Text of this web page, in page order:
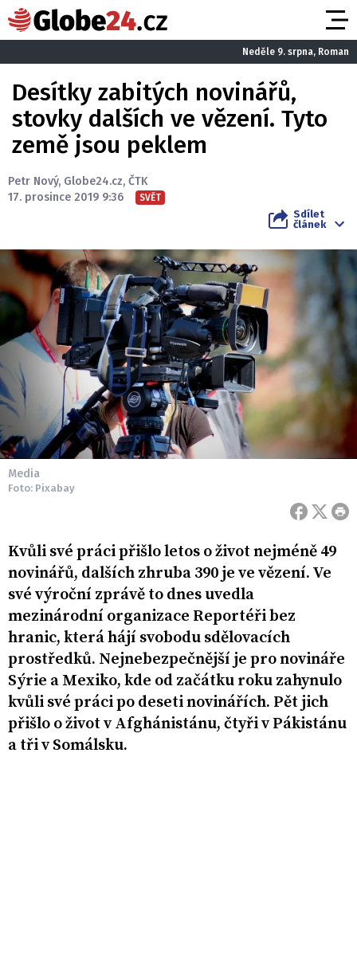
Neděle 9. srpna, Roman
Desítky zabitých novinářů,
stovky dalších ve vězení. Tyto
země jsou peklem
Petr Nový, Globe24.cz, ČTK
17. prosince 2019 9:36
SVĚT
Sdílet
článek
Media
Foto: Pixabay
Kvůli své práci přišlo letos o život nejméně 49
novinářů, dalších zhruba 390 je ve vězení. Ve
své výroční zprávě to dnes uvedla
mezinárodní organizace Reportéři bez
hranic, která hájí svobodu sdělovacích
prostředků. Nejnebezpečnější je pro novináře
Sýrie a Mexiko, kde od začátku roku zahynulo
kvůli své práci po deseti novinářích. Pět jich
přišlo o život v Afghánistánu, čtyři v Pákistánu
a tři v Somálsku.